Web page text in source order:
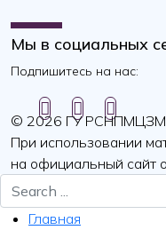
Мы в социальных
Подпишитесь на нас:
© 2026 ГУ
При использовании
на официальный сайт
Главная